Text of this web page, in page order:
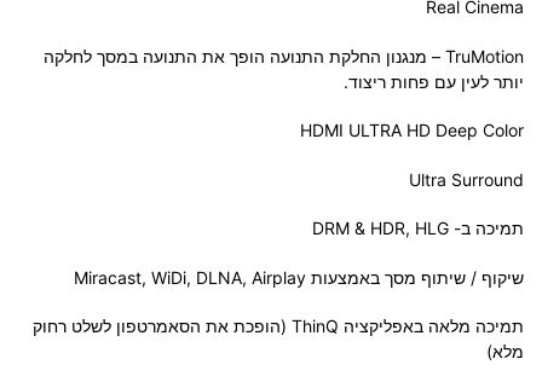
Real Cinema
TruMotion – מנגנון החלקת התנועה הופך את התנועה במסך לחלקה
יותר לעין עם פחות ריצוד.
HDMI ULTRA HD Deep Color
Ultra Surround
תמיכה ב- DRM & HDR, HLG
שיקוף / שיתוף מסך באמצעות Miracast, WiDi, DLNA, Airplay
תמיכה מלאה באפליקציה ThinQ (הופכת את הסאמרטפון לשלט רחוק
מלא)